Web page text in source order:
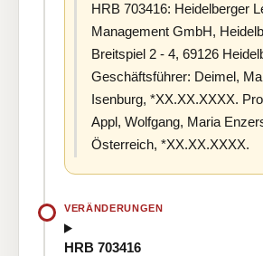
HRB 703416: Heidelberger
Management GmbH,
Breitspiel 2 - 4, 69126
Geschäftsführer: Deimel,
Isenburg, *XX.XX.XXXX.
Appl, Wolfgang, Maria
Österreich, *XX.XX.XXXX.
VERÄNDERUNGEN
HRB 703416